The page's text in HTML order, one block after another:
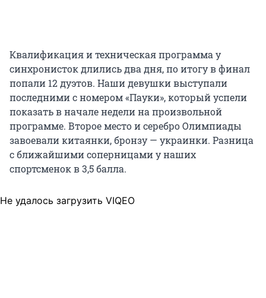
Квалификация и техническая программа у
синхронисток длились два дня, по итогу в финал
попали 12 дуэтов. Наши девушки выступали
последними с номером «Пауки», который успели
показать в начале недели на произвольной
программе. Второе место и серебро Олимпиады
завоевали китаянки, бронзу — украинки. Разница
с ближайшими соперницами у наших
спортсменок в 3,5 балла.
Не удалось загрузить VIQEO